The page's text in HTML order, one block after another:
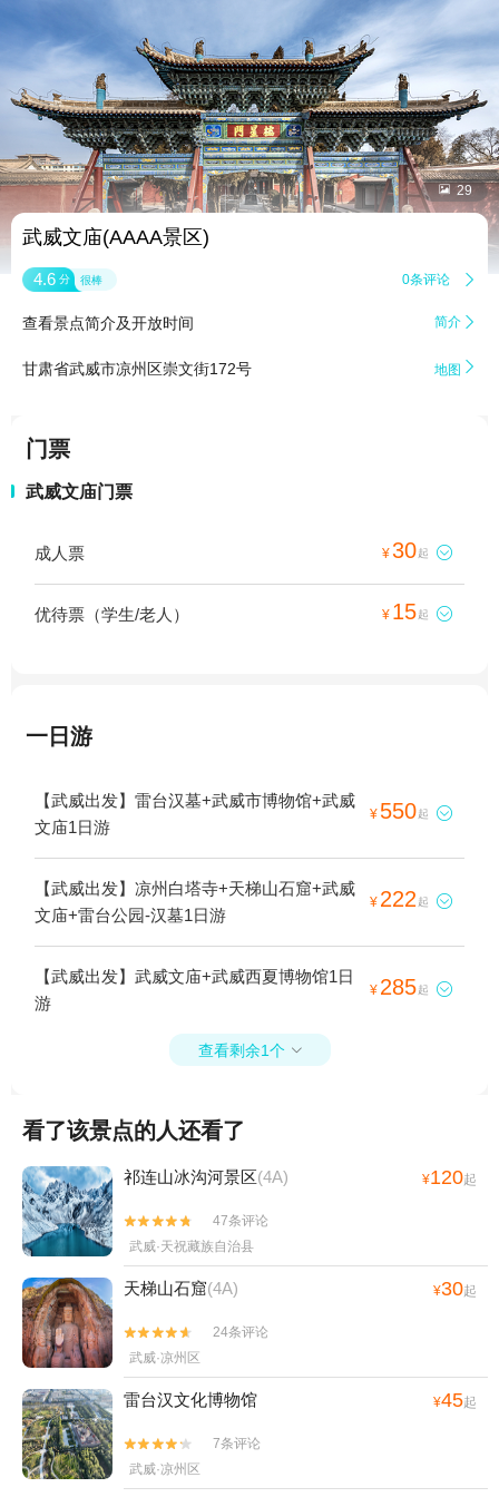
 29
武威文庙(AAAA景区)
4.6 分 很棒 0条评论 
查看景点简介及开放时间 简介 
甘肃省武威市凉州区崇文街172号 地图 
门票
武威文庙门票
成人票 ¥30起 
优待票（学生/老人） ¥ 15起 
一日游
【武威出发】雷台汉墓+武威市博物馆+武威
文庙1日游
¥ 550起 
【武威出发】凉州白塔寺+天梯山石窟+武威
文庙+雷台公园-汉墓1日游
¥ 222 起 
【武威出发】武威文庙+武威西夏博物馆1日
游
¥ 285起 
查看剩余1个 
看了该景点的人还看了
祁连山冰沟河景区(4A) ¥120起


47条评论
武威·天祝藏族自治县
天梯山石窟(4A) ¥30起


24条评论
武威·凉州区
雷台汉文化博物馆 ¥45起


7条评论
武威·凉州区